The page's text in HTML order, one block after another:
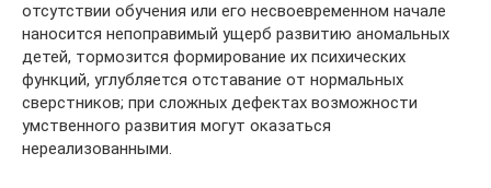
отсутствии обучения или его несвоевременном начале
наносится непоправимый ущерб развитию аномальных
детей, тормозится формирование их психических
функций, углубляется отставание от нормальных
сверстников; при сложных дефектах возможности
умственного развития могут оказаться
нереализованными.